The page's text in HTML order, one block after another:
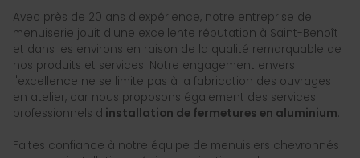
Avec près de 20 ans d'expérience, notre entreprise de
menuiserie jouit d'une excellente réputation à Saint-Benoît
et dans les environs en raison de la qualité remarquable de
nos produits et services. Notre engagement envers
l'excellence ne se limite pas à la fabrication des ouvrages
en atelier, car nous proposons également des services
professionnels d'installation de fermetures en aluminium.
Faites confiance à notre équipe de menuisiers chevronnés